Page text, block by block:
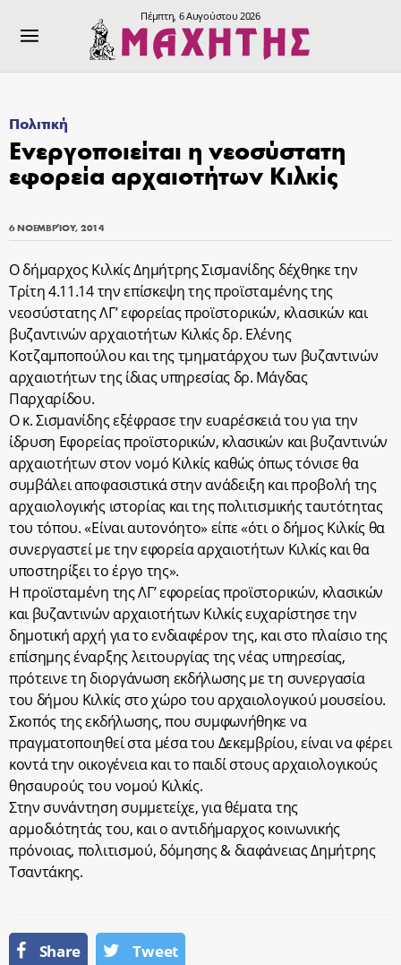
Πέμπτη, 6 Αυγούστου 2026
Πολιτική
Ενεργοποιείται η νεοσύστατη
εφορεία αρχαιοτήτων Κιλκίς
6 ΝΟΕΜΒΡΊΟΥ, 2014
Ο δήμαρχος Κιλκίς Δημήτρης Σισμανίδης δέχθηκε την
Τρίτη 4.11.14 την επίσκεψη της προϊσταμένης της
νεοσύστατης ΛΓ’ εφορείας προϊστορικών, κλασικών και
βυζαντινών αρχαιοτήτων Κιλκίς δρ. Ελένης
Κοτζαμποπούλου και της τμηματάρχου των βυζαντινών
αρχαιοτήτων της ίδιας υπηρεσίας δρ. Μάγδας
Παρχαρίδου.
Ο κ. Σισμανίδης εξέφρασε την ευαρέσκειά του για την
ίδρυση Εφορείας προϊστορικών, κλασικών και βυζαντινών
αρχαιοτήτων στον νομό Κιλκίς καθώς όπως τόνισε θα
συμβάλει αποφασιστικά στην ανάδειξη και προβολή της
αρχαιολογικής ιστορίας και της πολιτισμικής ταυτότητας
του τόπου. «Είναι αυτονόητο» είπε «ότι ο δήμος Κιλκίς θα
συνεργαστεί με την εφορεία αρχαιοτήτων Κιλκίς και θα
υποστηρίξει το έργο της».
Η προϊσταμένη της ΛΓ’ εφορείας προϊστορικών, κλασικών
και βυζαντινών αρχαιοτήτων Κιλκίς ευχαρίστησε την
δημοτική αρχή για το ενδιαφέρον της, και στο πλαίσιο της
επίσημης έναρξης λειτουργίας της νέας υπηρεσίας,
πρότεινε τη διοργάνωση εκδήλωσης με τη συνεργασία
του δήμου Κιλκίς στο χώρο του αρχαιολογικού μουσείου.
Σκοπός της εκδήλωσης, που συμφωνήθηκε να
πραγματοποιηθεί στα μέσα του Δεκεμβρίου, είναι να φέρει
κοντά την οικογένεια και το παιδί στους αρχαιολογικούς
θησαυρούς του νομού Κιλκίς.
Στην συνάντηση συμμετείχε, για θέματα της
αρμοδιότητάς του, και ο αντιδήμαρχος κοινωνικής
πρόνοιας, πολιτισμού, δόμησης & διαφάνειας Δημήτρης
Τσαντάκης.
Share Tweet